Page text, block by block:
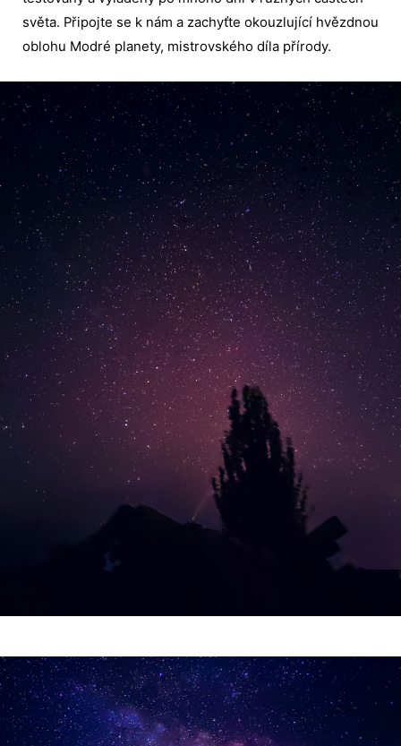
světa. Připojte se k nám a zachyťte okouzlující hvězdnou
oblohu Modré planety, mistrovského díla přírody.